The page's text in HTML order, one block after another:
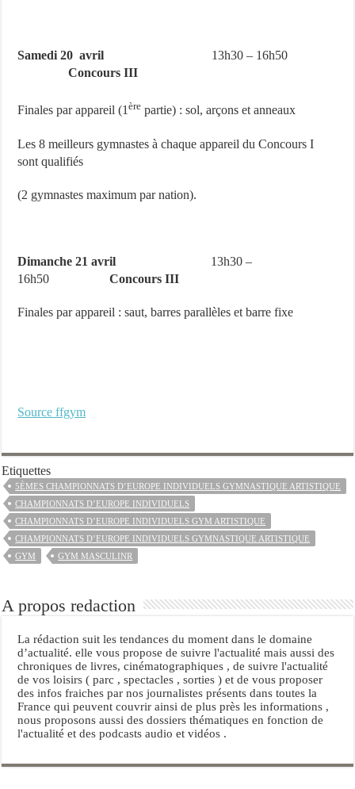
Samedi 20 avril 13h30 – 16h50
Concours III
Finales par appareil (1ère partie) : sol, arçons et anneaux
Les 8 meilleurs gymnastes à chaque appareil du Concours I
sont qualifiés
(2 gymnastes maximum par nation).
Dimanche 21 avril 13h30 –
16h50Concours III
Finales par appareil : saut, barres parallèles et barre fixe
Source ffgym
Etiquettes
5ÈMES CHAMPIONNATS D’EUROPE INDIVIDUELS GYMNASTIQUE ARTISTIQUE
CHAMPIONNATS D’EUROPE INDIVIDUELS
CHAMPIONNATS D’EUROPE INDIVIDUELS GYM ARTISTIQUE
CHAMPIONNATS D’EUROPE INDIVIDUELS GYMNASTIQUE ARTISTIQUE
GYM
GYM MASCULINR
A propos redaction
La rédaction suit les tendances du moment dans le domaine
d’actualité. elle vous propose de suivre l'actualité mais aussi des
chroniques de livres, cinématographiques , de suivre l'actualité
de vos loisirs ( parc , spectacles , sorties ) et de vous proposer
des infos fraiches par nos journalistes présents dans toutes la
France qui peuvent couvrir ainsi de plus près les informations ,
nous proposons aussi des dossiers thématiques en fonction de
l'actualité et des podcasts audio et vidéos .